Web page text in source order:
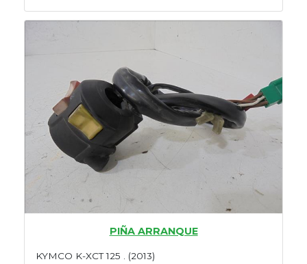
PIÑA ARRANQUE
KYMCO K-XCT 125 . (2013)